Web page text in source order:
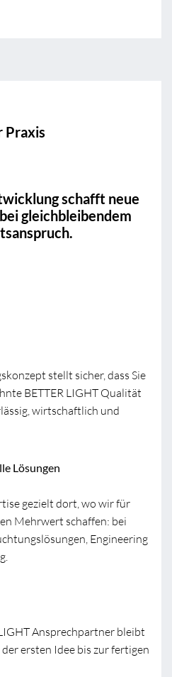
Praxis
schafft neue
gleichbleibendem
stellt sicher, dass Sie
BETTER LIGHT Qualität
wirtschaftlich und
Lösungen
gezielt dort, wo wir für
Mehrwert schaffen: bei
Engineering
Ansprechpartner bleibt
ersten Idee bis zur fertigen